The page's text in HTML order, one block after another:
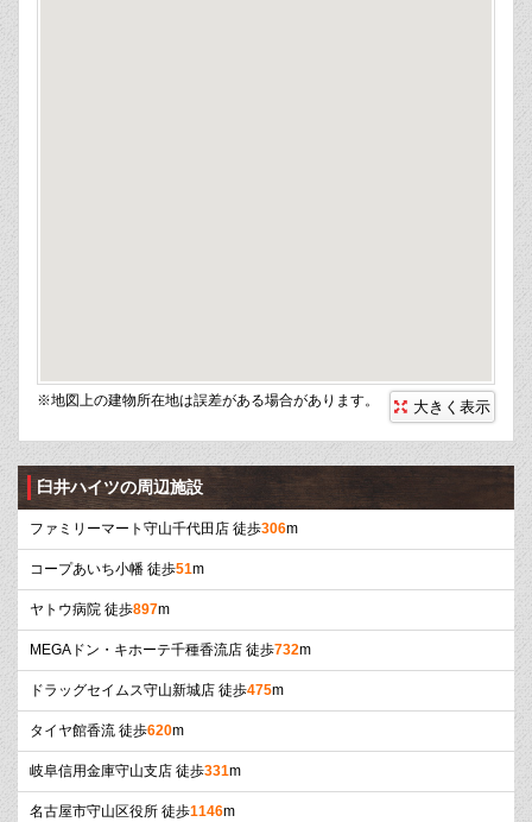
※地図上の建物所在地は誤差がある場合があります。 大きく表示
臼井ハイツの周辺施設
ファミリーマート守山千代田店 徒歩306m
コープあいち小幡 徒歩51m
ヤトウ病院 徒歩897m
MEGAドン・キホーテ千種香流店 徒歩732m
ドラッグセイムス守山新城店 徒歩475m
タイヤ館香流 徒歩620m
岐阜信用金庫守山支店 徒歩331m
名古屋市守山区役所 徒歩1146m